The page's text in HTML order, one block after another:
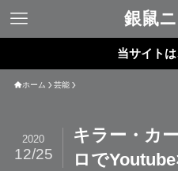
銀鼠
当サイトは、海外
ホーム 芸能
キラー・カ
ロで
2020
12/25